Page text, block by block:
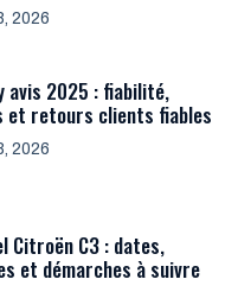
2026
avis 2025 : fiabilité,
retours clients fiables
2026
Citroën C3 : dates,
et démarches à suivre